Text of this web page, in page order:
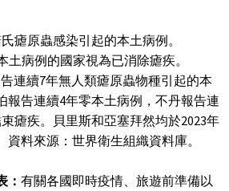
瘧原蟲感染引起的本土病例。
土病例的國家視為已消除瘧疾。
連續7年無人類瘧原蟲物種引起的本
報告連續4年零本土病例，不丹報告連
瘧疾。貝里斯和亞塞拜然均於2023年
料來源：世界衛生組織資料庫。
： 有關各國即時疫情、旅遊前準備以